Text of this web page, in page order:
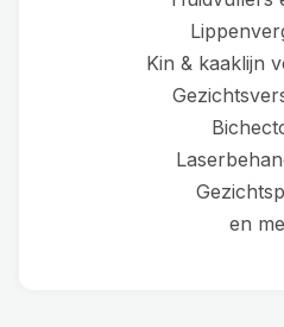
Kin & kaaklijn
en